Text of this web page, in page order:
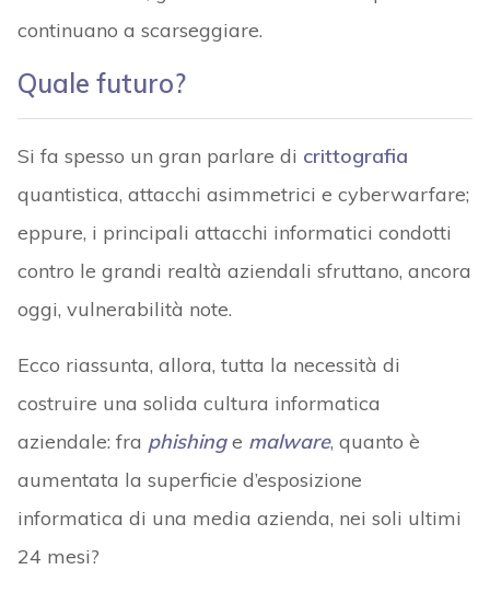
continuano a scarseggiare.
Quale futuro?
Si fa spesso un gran parlare di crittografia
quantistica, attacchi asimmetrici e cyberwarfare;
eppure, i principali attacchi informatici condotti
contro le grandi realtà aziendali sfruttano, ancora
oggi, vulnerabilità note.
Ecco riassunta, allora, tutta la necessità di
costruire una solida cultura informatica
aziendale: fra phishinge malware, quanto è
aumentata la superficie d’esposizione
informatica di una media azienda, nei soli ultimi
24 mesi?